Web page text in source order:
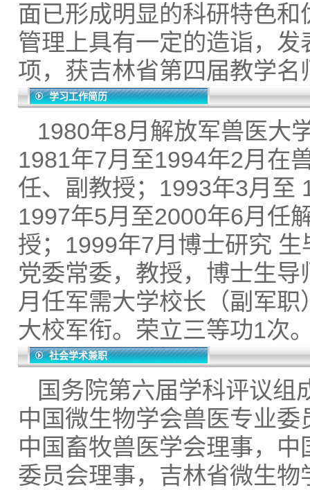
面已形成明显的科研特色
管理上具有一定的造诣，
项，获吉林省第四届教学名
学习工作简历
1980年8月解放军兽医大
1981年7月至1994年2月在
任、副教授；1993年3月至
1997年5月至2000年6月任
授；1999年7月博士研究
党委常委，教授，博士生
月任军需大学校长（副军
大校军衔。荣立三等功1次
社会学术兼职
国务院第六届学科评议
中国微生物学会兽医专业
中国畜牧兽医学会理事，
委员会理事，吉林省微生